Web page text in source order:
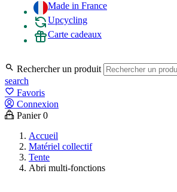
Made in France
Upcycling
Carte cadeaux
 Rechercher un produit
search
favorite_border Favoris
Connexion
Panier 0
Accueil
Matériel collectif
Tente
Abri multi-fonctions